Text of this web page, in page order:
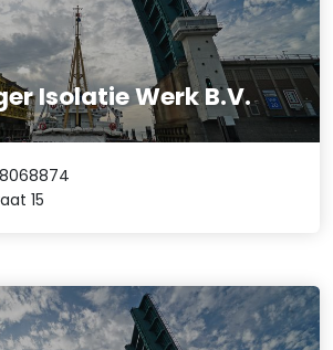
Isolatie Werk B.V.
15